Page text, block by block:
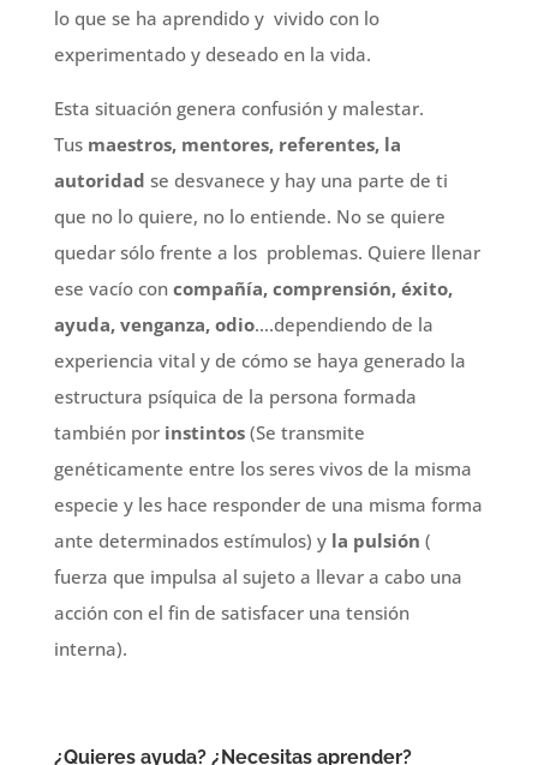
lo que se ha aprendido y vivido con lo
experimentado y deseado en la vida.
Esta situación genera confusión y malestar.
Tus maestros, mentores, referentes, la
autoridad se desvanece y hay una parte de ti
que no lo quiere, no lo entiende. No se quiere
quedar sólo frente a los problemas. Quiere llenar
ese vacío con compañía, comprensión, éxito,
ayuda, venganza, odio….dependiendo de la
experiencia vital y de cómo se haya generado la
estructura psíquica de la persona formada
también por instintos (Se transmite
genéticamente entre los seres vivos de la misma
especie y les hace responder de una misma forma
ante determinados estímulos) y la pulsión (
fuerza que impulsa al sujeto a llevar a cabo una
acción con el fin de satisfacer una tensión
interna).
¿Quieres ayuda? ¿Necesitas aprender?